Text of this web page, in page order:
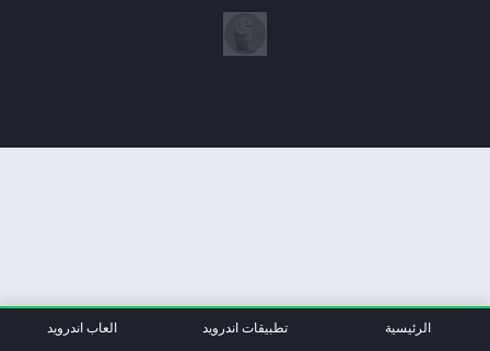
الرئيسية تطبيقات اندرويد العاب اندرويد